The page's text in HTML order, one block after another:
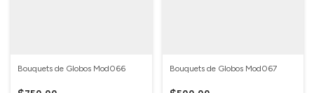
Bouquets de Globos Mod066 Bouquets de Globos Mod067